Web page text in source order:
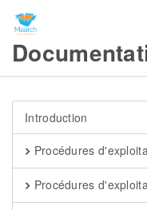
Introduction
Procédures
Procédures